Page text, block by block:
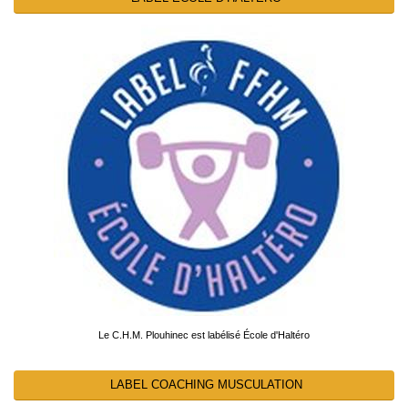
Le C.H.M. Plouhinec est labélisé École d'Haltéro
LABEL COACHING MUSCULATION